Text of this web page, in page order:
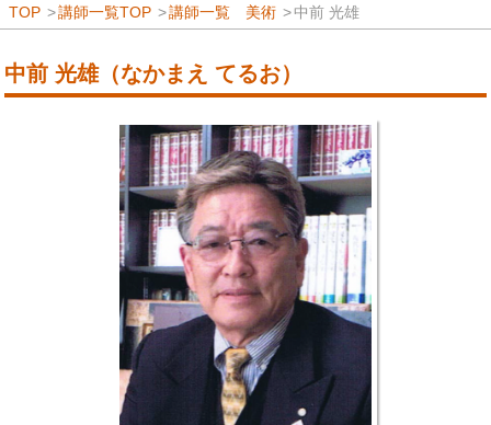
TOP
講師一覧TOP 講師一覧 美術 中前 光雄
中前 光雄（なかまえ てるお）